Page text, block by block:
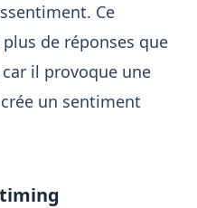
Ce
de réponses que
il provoque une
un sentiment